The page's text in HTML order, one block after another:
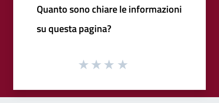
Quanto sono chiare le informazioni
su questa pagina?